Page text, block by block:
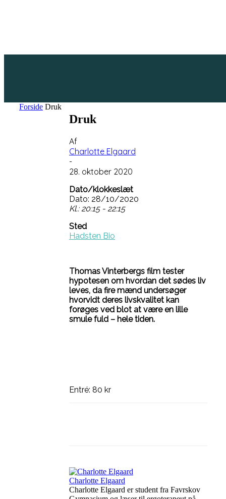
Forside Druk
Druk
Af
Charlotte Elgaard
-
28. oktober 2020
Dato/klokkeslæt
Dato: 28/10/2020
Kl.: 20:15 - 22:15
Sted
Hadsten Bio
Thomas Vinterbergs film tester
hypotesen om hvordan det sødes liv
leves, da fire mænd undersøger
hvorvidt deres livskvalitet kan
forøges ved blot at være en lille
smule fuld – hele tiden.
Entré: 80 kr
Charlotte Elgaard
Charlotte Elgaard er student fra Favrskov